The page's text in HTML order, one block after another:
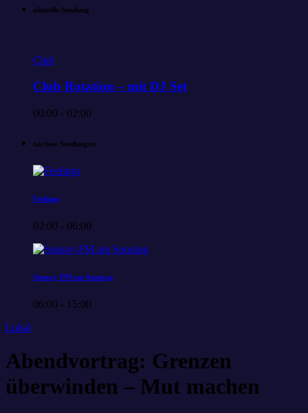
aktuelle Sendung
Club
Club Rotation – mit DJ Set
00:00 - 02:00
nächste Sendungen
Feelings
02:00 - 06:00
Sunray-FM am Sonntag
06:00 - 15:00
Lokal
Abendvortrag: Grenzen
überwinden – Mut machen